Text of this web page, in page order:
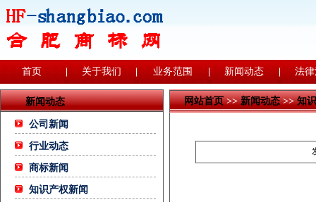
首页 关于我们 业务范围 新闻动态 法
新闻动态
公司新闻
行业动态
商标新闻
知识产权新闻
网站首页>>新闻动态>>知